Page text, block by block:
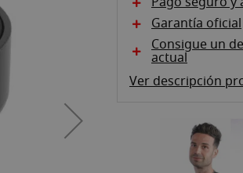
Garantía oficial
Consigue un
actual
Ver descripción